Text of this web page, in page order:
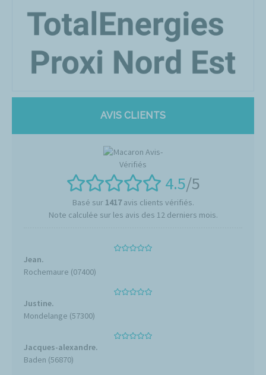
AVIS CLIENTS
4.5/5
Basé sur 1417avis clients vérifiés.
Note calculée sur les avis des 12 derniers mois.
Jean.
Rochemaure (07400)
Justine.
Mondelange (57300)
Jacques-alexandre.
Baden (56870)